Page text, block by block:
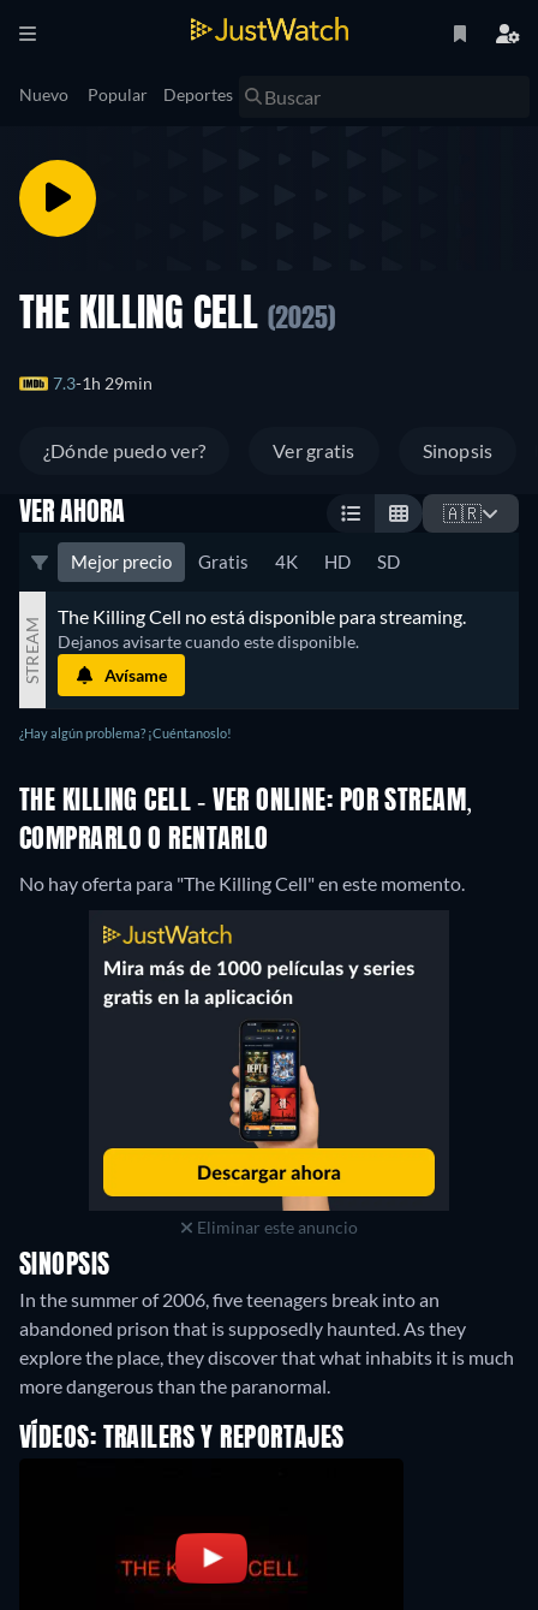
Nuevo Popular Deportes
THE KILLING CELL (2025)
7.3 1h 29min
¿Dónde puedo ver? Ver gratis Sinopsis
VER AHORA 🇦🇷
Mejor precio Gratis 4K HD SD
STREAM The Killing Cell no está disponible para streaming.
Dejanos avisarte cuando este disponible.
Avísame
¿Hay algún problema? ¡Cuéntanoslo!
THE KILLING CELL - VER ONLINE: POR STREAM,
COMPRARLO O RENTARLO
No hay oferta para "The Killing Cell" en este momento.
Eliminar este anuncio
SINOPSIS
In the summer of 2006, five teenagers break into an
abandoned prison that is supposedly haunted. As they
explore the place, they discover that what inhabits it is much
more dangerous than the paranormal.
VÍDEOS: TRAILERS Y REPORTAJES